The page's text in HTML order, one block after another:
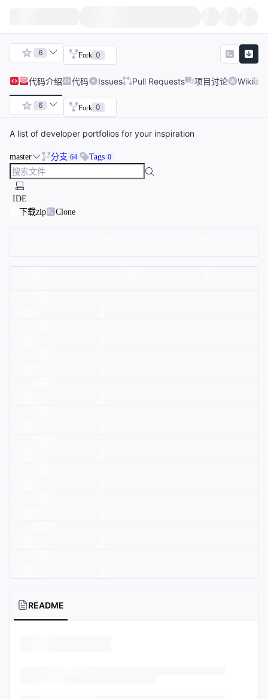
6 Fork 0
代码介绍 代码 Issues Pull Requests 项目讨论 Wiki
6 Fork 0
A list of developer portfolios for your inspiration
master 分支 64 Tags 0
IDE
下载zip
Clone
README